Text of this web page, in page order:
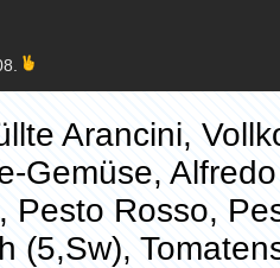
Arancini,
Gemüse,
Pesto Rosso,
(5,Sw),